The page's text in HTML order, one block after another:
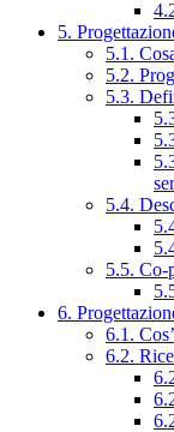
5.
5.1.
5.2.
5.3.
5.4.
5.5. Co-
6.
6.1.
6.2.